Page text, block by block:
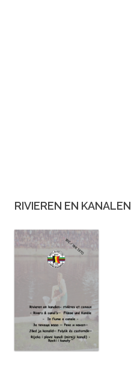
RIVIEREN EN KANALEN